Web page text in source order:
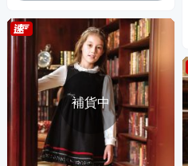
補貨中